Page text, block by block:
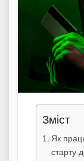
Зміст
Як
старту